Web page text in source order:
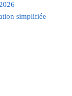
simplifiée